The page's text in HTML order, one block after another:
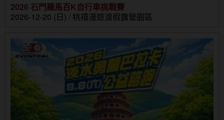
2026 石門羅馬百K自行車挑戰賽
2026-12-20 (日) / 桃禧漫遊渡假露營園區